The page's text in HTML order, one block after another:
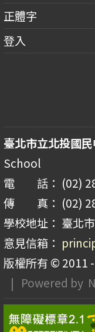
正體字
登入
臺北市立北投國
School
電 話： (02)
傳 真： (02)
學校地址： 臺北
意見信箱：
版權所有 © 2011
| Powered by